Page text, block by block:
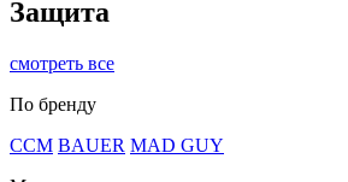
Защита
смотреть все
По бренду
CCM BAUER MAD GUY